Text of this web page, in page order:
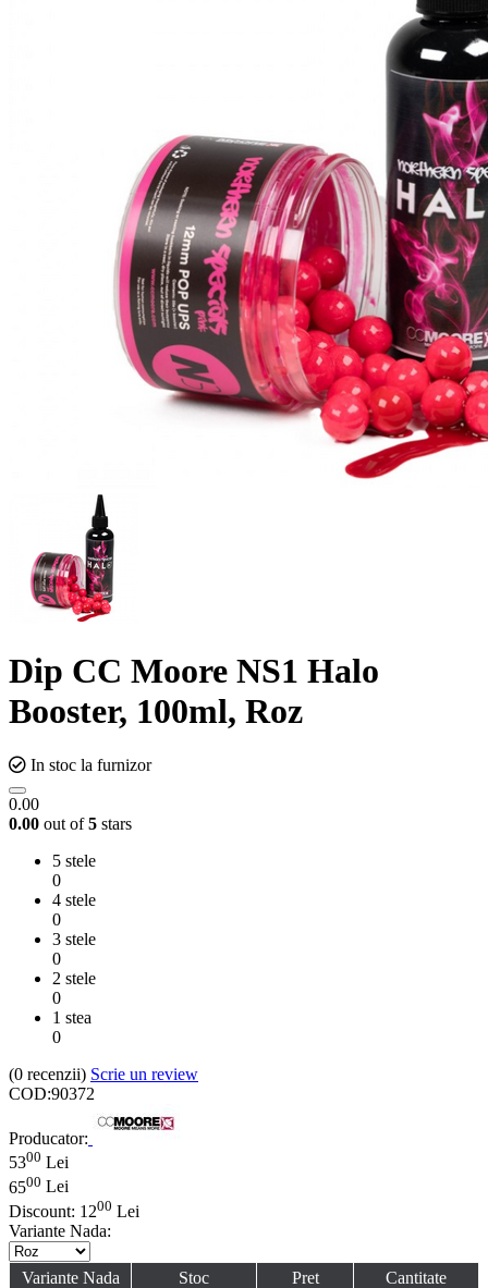
Dip CC Moore NS1 Halo
Booster, 100ml, Roz
In stoc la furnizor
0.00
0.00 out of5 stars
5 stele
0
4 stele
0
3 stele
0
2 stele
0
1 stea
0
(0 recenzii) Scrie un review
COD:90372
Producator:
5300 Lei
6500 Lei
Discount: 1200 Lei
Variante Nada:
Variante Nada Stoc Pret Cantitate